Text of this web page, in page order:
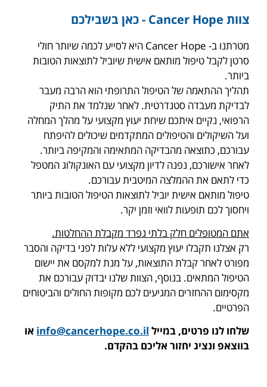
צוות Cancer Hope - כאן בשבילכם
מטרתנו ב- Cancer Hope היא לסייע לכמה שיותר חולי
סרטן לקבל טיפול מותאם אישית שיוביל לתוצאות הטובות
ביותר.
תהליך ההתאמה של הטיפול התרופתי הוא הרבה מעבר
לבדיקת מעבדה סטנדרטית. לאחר שנלמד את התיק
הרפואי, נקיים איתכם שיחת יעוץ מקצועי על מהלך המחלה
ועל השיקולים והטיפולים המתקדמים שיכולים להיפתח
עבורכם, כתוצאה מהבדיקה המתאימה והמקיפה ביותר.
לאחר אישורכם, נפנה לדיון מקצועי עם האונקולוג המטפל
כדי לתאם את ההמלצה המיטבית עבורכם.
טיפול מותאם אישית יוביל לתוצאות הטיפול הטובות ביותר
ויחסוך לכם תופעות לוואי וזמן יקר.
אתם המטופלים חלק בלתי נפרד מקבלת ההחלטות.
רק אצלנו תקבלו יעוץ מקצועי ללא עלות לפני בדיקה והסבר
מפורט לאחר קבלת התוצאות, על מנת למקסם את יישום
הטיפול המתאים. בנוסף, הצוות שלנו יבדוק עבורכם את
מקסימום ההחזרים המגיעים לכם מקופות החולים והביטוחים
הפרטיים.
שלחו לנו פרטים, במייל info@cancerhope.co.il או
בווצאפ ונציג יחזור אליכם בהקדם.